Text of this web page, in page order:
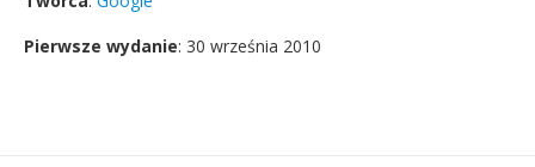
Pierwsze wydanie: 30 września 2010